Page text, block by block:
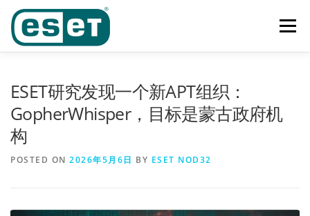
content
Menu
下载中心
ESET研究发现一个新APT组织：
GopherWhisper，目标是蒙古政府机
构
POSTED ON 2026年5月6日 BY ESET NOD32